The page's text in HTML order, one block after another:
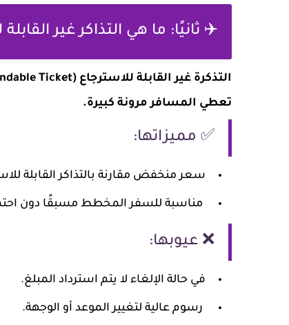
✈️ ثانيًا: ما هي التذاكر غير
تعطي المسافر مرونة كبيرة.
✅ مميزاتها:
سعر منخفض مقارنة بالتذاكر القابلة
مناسبة للسفر المخطط مسبقًا دون
❌ عيوبها:
في حالة الإلغاء لا يتم استرداد المبلغ.
رسوم عالية لتغيير الموعد أو الوجهة.